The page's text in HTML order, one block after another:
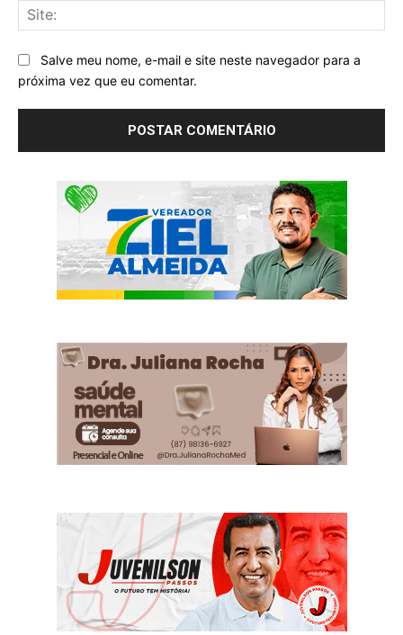
Salve meu nome, e-mail e site neste navegador para a
próxima vez que eu comentar.